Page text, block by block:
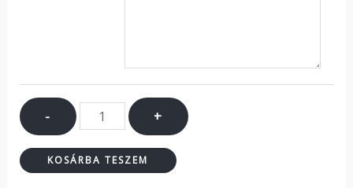
- +
KOSÁRBA TESZEM